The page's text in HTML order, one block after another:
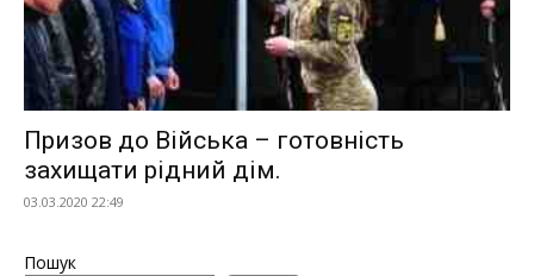
Призов до Війська – готовність
захищати рідний дім.
03.03.2020 22:49
Пошук